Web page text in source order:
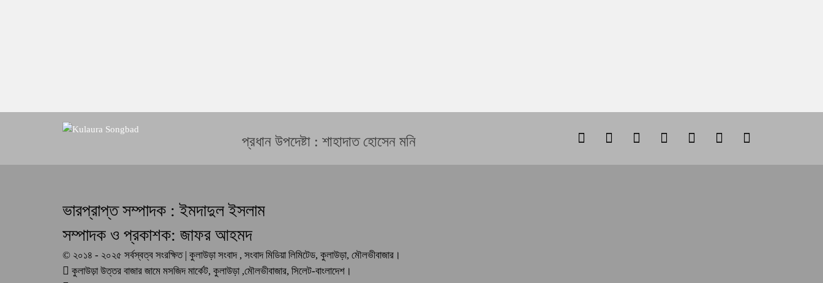
প্রধান উপদেষ্টা : শাহাদাত হোসেন মনি
ভারপ্রাপ্ত সম্পাদক : ইমদাদুল ইসলাম
সম্পাদক ও প্রকাশক: জাফর আহমদ
© ২০১৪ - ২০২৫ সর্বস্বত্ব সংরক্ষিত | কুলাউড়া সংবাদ , সংবাদ মিডিয়া লিমিটেড, কুলাউড়া, মৌলভীবাজার।
কুলাউড়া উত্তর বাজার জামে মসজিদ মার্কেট, কুলাউড়া ,মৌলভীবাজার, সিলেট-বাংলাদেশ।